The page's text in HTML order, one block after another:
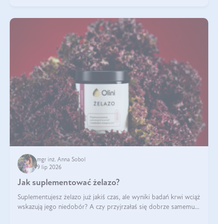
mgr inż. Anna Sobol
9 lip 2026
Jak suplementować żelazo?
Suplementujesz żelazo już jakiś czas, ale wyniki badań krwi wciąż
wskazują jego niedobór? A czy przyjrzałaś się dobrze samemu